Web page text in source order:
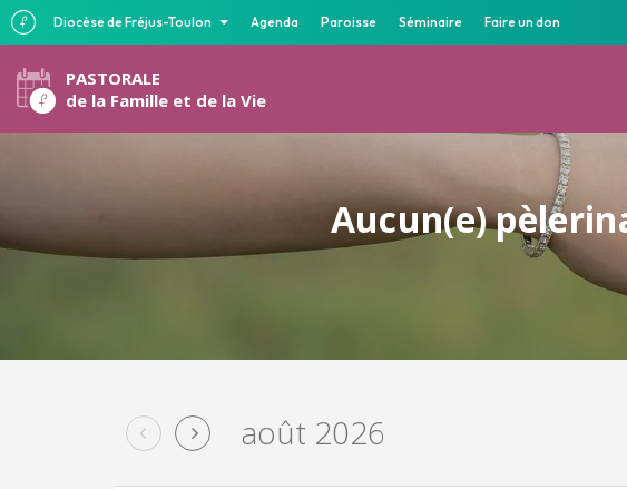
Diocèse de Fréjus-Toulon Agenda Paroisse Séminaire Faire un don
PASTORALE
de la Famille et de la Vie
Aucun(e)
août 2026